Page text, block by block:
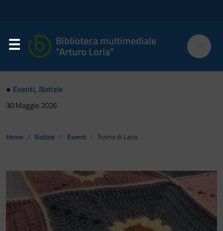
Biblioteca multimediale
"Arturo Loria"
● Eventi, Notizie
30 Maggio 2026
Home Notizie Eventi Trame di Lana